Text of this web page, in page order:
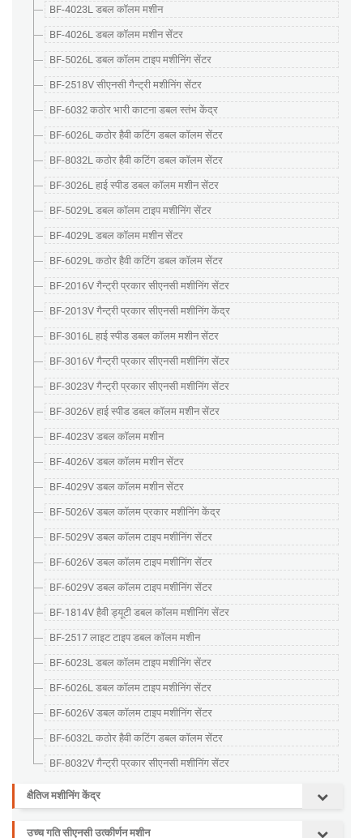
BF-4023L डबल कॉलम मशीन
BF-4026L डबल कॉलम मशीन सेंटर
BF-5026L डबल कॉलम टाइप मशीनिंग सेंटर
BF-2518V सीएनसी गैन्ट्री मशीनिंग सेंटर
BF-6032 कठोर भारी काटना डबल स्तंभ केंद्र
BF-6026L कठोर हैवी कटिंग डबल कॉलम सेंटर
BF-8032L कठोर हैवी कटिंग डबल कॉलम सेंटर
BF-3026L हाई स्पीड डबल कॉलम मशीन सेंटर
BF-5029L डबल कॉलम टाइप मशीनिंग सेंटर
BF-4029L डबल कॉलम मशीन सेंटर
BF-6029L कठोर हैवी कटिंग डबल कॉलम सेंटर
BF-2016V गैन्ट्री प्रकार सीएनसी मशीनिंग सेंटर
BF-2013V गैन्ट्री प्रकार सीएनसी मशीनिंग केंद्र
BF-3016L हाई स्पीड डबल कॉलम मशीन सेंटर
BF-3016V गैन्ट्री प्रकार सीएनसी मशीनिंग सेंटर
BF-3023V गैन्ट्री प्रकार सीएनसी मशीनिंग सेंटर
BF-3026V हाई स्पीड डबल कॉलम मशीन सेंटर
BF-4023V डबल कॉलम मशीन
BF-4026V डबल कॉलम मशीन सेंटर
BF-4029V डबल कॉलम मशीन सेंटर
BF-5026V डबल कॉलम प्रकार मशीनिंग केंद्र
BF-5029V डबल कॉलम टाइप मशीनिंग सेंटर
BF-6026V डबल कॉलम टाइप मशीनिंग सेंटर
BF-6029V डबल कॉलम टाइप मशीनिंग सेंटर
BF-1814V हैवी ड्यूटी डबल कॉलम मशीनिंग सेंटर
BF-2517 लाइट टाइप डबल कॉलम मशीन
BF-6023L डबल कॉलम टाइप मशीनिंग सेंटर
BF-6026L डबल कॉलम टाइप मशीनिंग सेंटर
BF-6026V डबल कॉलम टाइप मशीनिंग सेंटर
BF-6032L कठोर हैवी कटिंग डबल कॉलम सेंटर
BF-8032V गैन्ट्री प्रकार सीएनसी मशीनिंग सेंटर
क्षैतिज मशीनिंग केंद्र
उच्च गति सीएनसी उत्कीर्णन मशीन